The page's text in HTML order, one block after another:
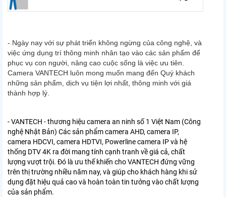
- Ngày nay với sự phát triển không ngừng của công nghệ, và
việc ứng dụng trí thông minh nhân tạo vào các sản phẩm để
phục vụ con người, nâng cao cuộc sống là việc ưu tiên.
Camera VANTECH luôn mong muốn mang đến Quý khách
những sản phẩm, dịch vụ tiện lợi nhất, thông minh với giá
thành hợp lý.
- VANTECH - thương hiệu camera an ninh số 1 Việt Nam (Công
nghệ Nhật Bản) Các sản phẩm camera AHD, camera IP,
camera HDCVI, camera HDTVI, Powerline camera IP và hệ
thống DTV 4K ra đời mang tính cạnh tranh về giá cả, chất
lượng vượt trội. Đó là ưu thế khiến cho VANTECH đứng vững
trên thị trường nhiều năm nay, và giúp cho khách hàng khi sử
dụng đặt hiệu quả cao và hoàn toàn tin tưởng vào chất lượng
của sản phẩm.